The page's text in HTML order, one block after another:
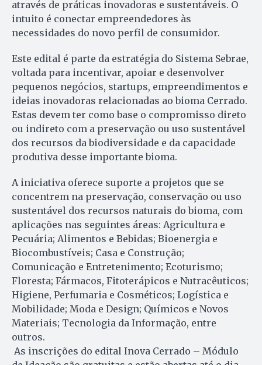
através de práticas inovadoras e sustentáveis. O
intuito é conectar empreendedores às
necessidades do novo perfil de consumidor.
Este edital é parte da estratégia do Sistema Sebrae,
voltada para incentivar, apoiar e desenvolver
pequenos negócios, startups, empreendimentos e
ideias inovadoras relacionadas ao bioma Cerrado.
Estas devem ter como base o compromisso direto
ou indireto com a preservação ou uso sustentável
dos recursos da biodiversidade e da capacidade
produtiva desse importante bioma.
A iniciativa oferece suporte a projetos que se
concentrem na preservação, conservação ou uso
sustentável dos recursos naturais do bioma, com
aplicações nas seguintes áreas: Agricultura e
Pecuária; Alimentos e Bebidas; Bioenergia e
Biocombustíveis; Casa e Construção;
Comunicação e Entretenimento; Ecoturismo;
Floresta; Fármacos, Fitoterápicos e Nutracêuticos;
Higiene, Perfumaria e Cosméticos; Logística e
Mobilidade; Moda e Design; Químicos e Novos
Materiais; Tecnologia da Informação, entre
outros.
As inscrições do edital Inova Cerrado – Módulo